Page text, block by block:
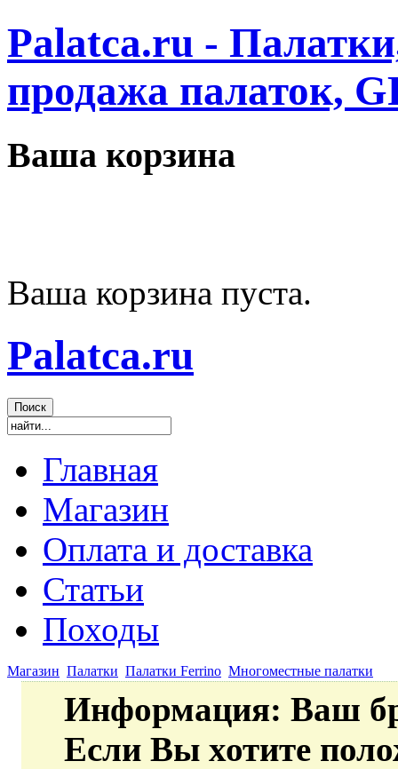
Palatca.ru -
продажа палаток,
Ваша корзина
Ваша корзина пуста.
Palatca.ru
Главная
Магазин
Оплата и доставка
Статьи
Походы
Магазин Палатки Палатки Ferrino Многоместные палатки
Информация: Ваш
Если Вы хотите